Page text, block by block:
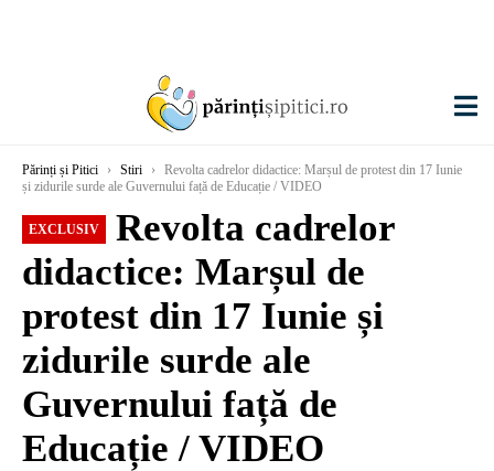
Părinți și Pitici › Stiri ›
Revolta cadrelor didactice: Marșul de protest din 17 Iunie
și zidurile surde ale Guvernului față de Educație / VIDEO
EXCLUSIV
Revolta cadrelor
didactice: Marșul de
protest din 17 Iunie și
zidurile surde ale
Guvernului față de
Educație / VIDEO